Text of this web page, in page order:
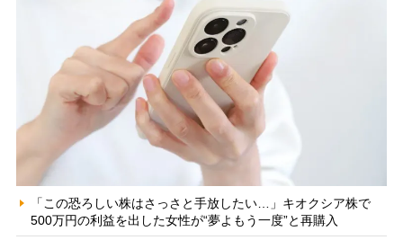
「この恐ろしい株はさっさと手放したい…」キオクシア株で
500万円の利益を出した女性が“夢よもう一度”と再購入